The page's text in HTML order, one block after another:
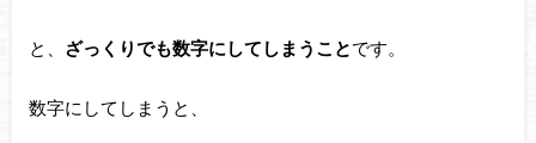
と、 ざっくりでも数字にしてしまうことです。
数字にしてしまうと、